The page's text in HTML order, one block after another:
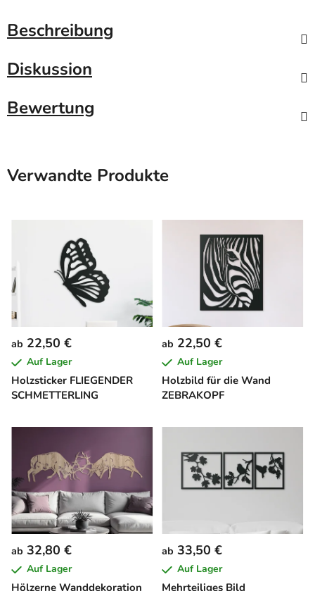
Beschreibung
Diskussion
Bewertung
Verwandte Produkte
Holzsticker FLIEGENDER
SCHMETTERLING
ab 22,50 €
Auf Lager
Holzbild für die Wand
ZEBRAKOPF
ab 22,50 €
Auf Lager
Hölzerne Wanddekoration
ab 32,80 €
Auf Lager
Mehrteiliges Bild
ab 33,50 €
Auf Lager